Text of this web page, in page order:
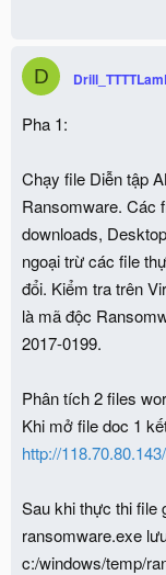
D
Pha 1:
Chạy file Diễn tập
Ransomware. Các
downloads,
ngoại trừ các file
đổi. Kiểm tra trên
là mã độc
2017-0199.
Phân tích 2 files
Khi mở file doc 1
http://
Sau khi thực thi file
ransomware.exe
c:/windows/temp/